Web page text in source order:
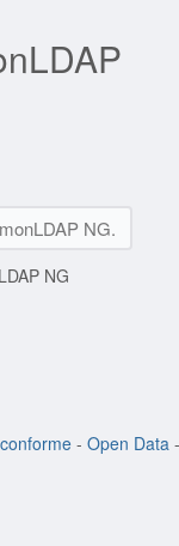
NG.
NG
- Open Data -